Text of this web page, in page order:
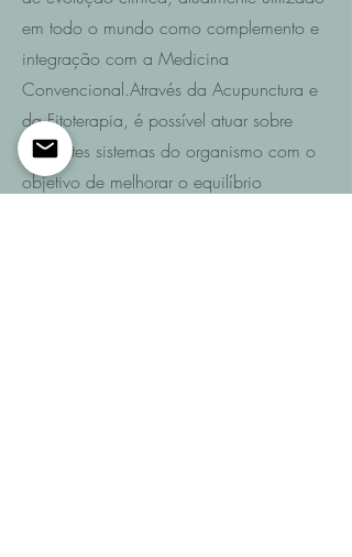
em todo o mundo como complemento e
integração com a Medicina
Convencional.Através da Acupunctura e
da Fitoterapia, é possível atuar sobre
diferentes sistemas do organismo com o
objetivo de melhorar o equilíbrio